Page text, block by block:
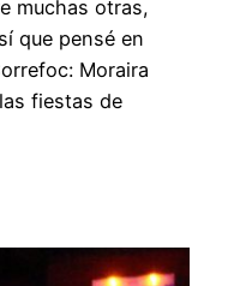
muchas otras,
que pensé en
Moraira
fiestas de